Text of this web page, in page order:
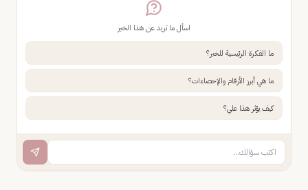
اسأل ما تريد عن هذا الخبر
ما الفكرة الرئيسية للخبر؟
ما هي أبرز الأرقام والإحصاءات؟
كيف يؤثر هذا علي؟